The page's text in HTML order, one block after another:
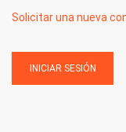
Solicitar una nueva